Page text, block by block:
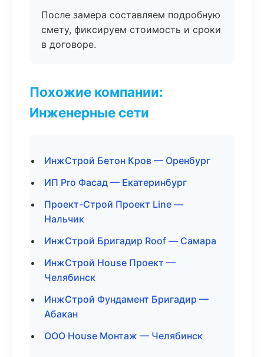
После замера составляем подробную
смету, фиксируем стоимость и сроки
в договоре.
Похожие компании:
Инженерные сети
ИнжСтрой Бетон Кров — Оренбург
ИП Pro Фасад — Екатеринбург
Проект-Строй Проект Line —
Нальчик
ИнжСтрой Бригадир Roof — Самара
ИнжСтрой House Проект —
Челябинск
ИнжСтрой Фундамент Бригадир —
Абакан
ООО House Монтаж — Челябинск